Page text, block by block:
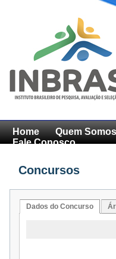
Home Quem Somos
Fale Conosco
Concursos
Dados do Concurso